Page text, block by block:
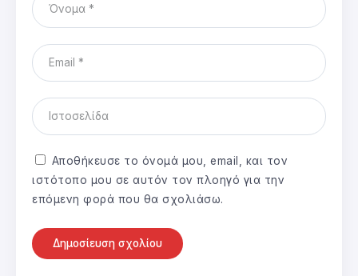
Αποθήκευσε το όνομά μου, email, και τον
ιστότοπο μου σε αυτόν τον πλοηγό για την
επόμενη φορά που θα σχολιάσω.